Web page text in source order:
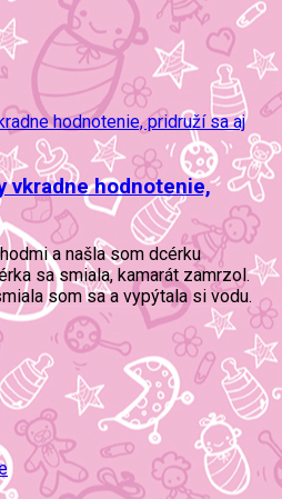
vkradne hodnotenie,
a našla som dcérku
sa smiala, kamarát zamrzol.
som sa a vypýtala si vodu.